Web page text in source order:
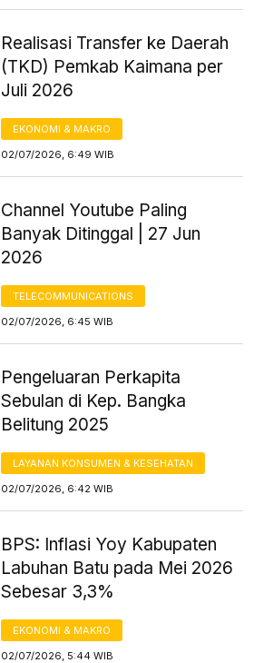
Realisasi Transfer ke Daerah
(TKD) Pemkab Kaimana per
Juli 2026
EKONOMI & MAKRO
02/07/2026, 6:49 WIB
Channel Youtube Paling
Banyak Ditinggal | 27 Jun
2026
TELECOMMUNICATIONS
02/07/2026, 6:45 WIB
Pengeluaran Perkapita
Sebulan di Kep. Bangka
Belitung 2025
LAYANAN KONSUMEN & KESEHATAN
02/07/2026, 6:42 WIB
BPS: Inflasi Yoy Kabupaten
Labuhan Batu pada Mei 2026
Sebesar 3,3%
EKONOMI & MAKRO
02/07/2026, 5:44 WIB